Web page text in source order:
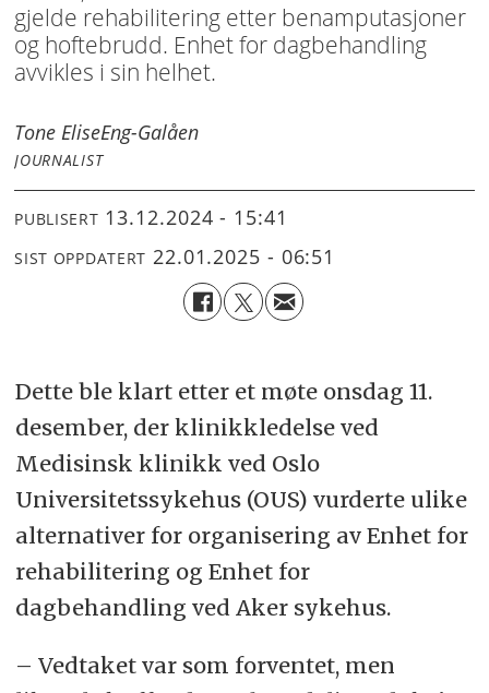
gjelde rehabilitering etter benamputasjoner
og hoftebrudd. Enhet for dagbehandling
avvikles i sin helhet.
Tone EliseEng-Galåen
JOURNALIST
PUBLISERT 13.12.2024 - 15:41
SIST OPPDATERT 22.01.2025 - 06:51
Dette ble klart etter et møte onsdag 11.
desember, der klinikkledelse ved
Medisinsk klinikk ved Oslo
Universitetssykehus (OUS) vurderte ulike
alternativer for organisering av Enhet for
rehabilitering og Enhet for
dagbehandling ved Aker sykehus.
– Vedtaket var som forventet, men